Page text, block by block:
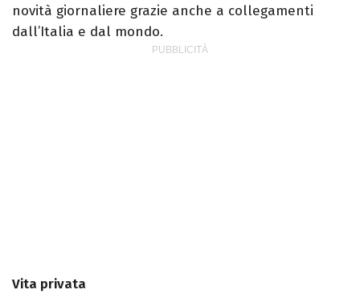
novità giornaliere grazie anche a collegamenti
dall’Italia e dal mondo.
Vita privata